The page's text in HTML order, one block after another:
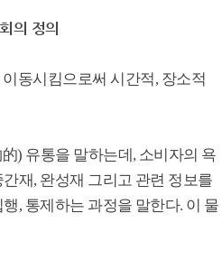
의 정의
동시킴으로써 시간적, 장소적
) 유통을 말하는데, 소비자의 욕
재, 완성재 그리고 관련 정보를
, 통제하는 과정을 말한다. 이 물